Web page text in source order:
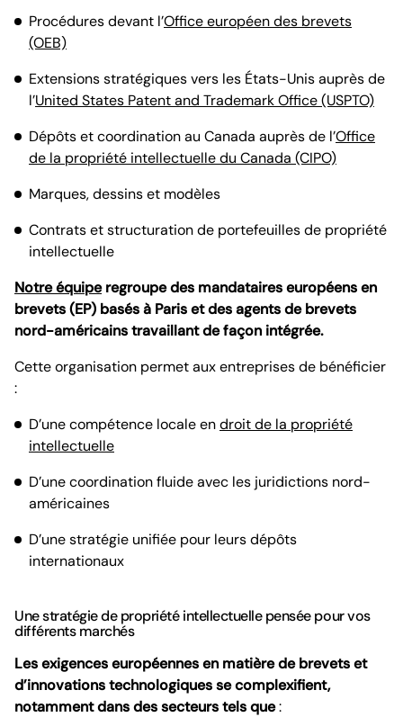
Procédures devant l’Office européen des brevets
(OEB)
Extensions stratégiques vers les États-Unis auprès de
l’United States Patent and Trademark Office (USPTO)
Dépôts et coordination au Canada auprès de l’Office
de la propriété intellectuelle du Canada (CIPO)
Marques, dessins et modèles
Contrats et structuration de portefeuilles de propriété
intellectuelle
Notre équiperegroupe des mandataires européens en
brevets (EP) basés à Paris et des agents de brevets
nord-américains travaillant de façon intégrée.
Cette organisation permet aux entreprises de bénéficier
:
D’une compétence locale endroit de la propriété
intellectuelle
D’une coordination fluide avec les juridictions nord-
américaines
D’une stratégie unifiée pour leurs dépôts
internationaux
Une stratégie de propriété intellectuelle pensée pour vos
différents marchés
Les exigences européennes en matière de brevets et
d’innovations technologiques se complexifient,
notamment dans des secteurs tels que: